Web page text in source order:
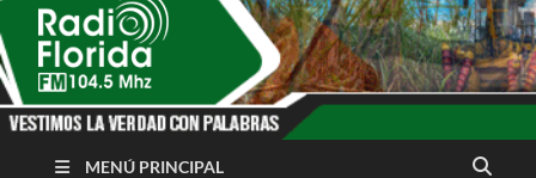
Radio Florida de
Cuba
Noticias y Actualidades de Florida, Camagüey,
MENÚ PRINCIPAL